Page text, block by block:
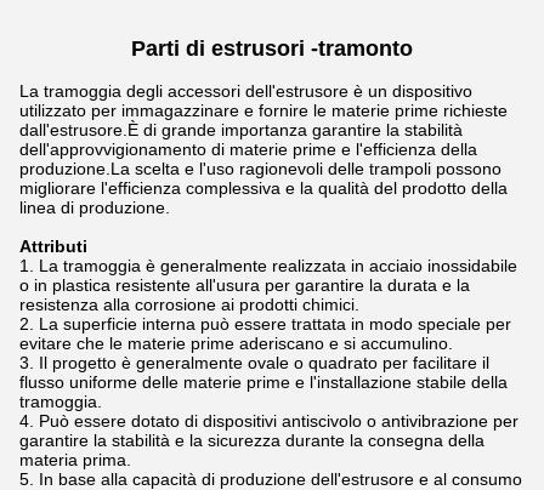
Parti di estrusori -tramonto
La tramoggia degli accessori dell'estrusore è un dispositivo
utilizzato per immagazzinare e fornire le materie prime richieste
dall'estrusore.È di grande importanza garantire la stabilità
dell'approvvigionamento di materie prime e l'efficienza della
produzione.La scelta e l'uso ragionevoli delle trampoli possono
migliorare l'efficienza complessiva e la qualità del prodotto della
linea di produzione.
Attributi
La tramoggia è generalmente realizzata in acciaio inossidabile
o in plastica resistente all'usura per garantire la durata e la
resistenza alla corrosione ai prodotti chimici.
La superficie interna può essere trattata in modo speciale per
evitare che le materie prime aderiscano e si accumulino.
Il progetto è generalmente ovale o quadrato per facilitare il
flusso uniforme delle materie prime e l'installazione stabile della
tramoggia.
Può essere dotato di dispositivi antiscivolo o antivibrazione per
garantire la stabilità e la sicurezza durante la consegna della
materia prima.
In base alla capacità di produzione dell'estrusore e al consumo